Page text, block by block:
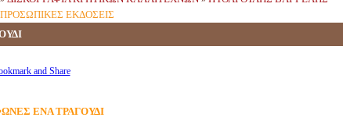
ΠΡΟΣΩΠΙΚΕΣ ΕΚΔΟΣΕΙΣ
ΕΝΑ ΤΡΑΓΟΥΔΙ